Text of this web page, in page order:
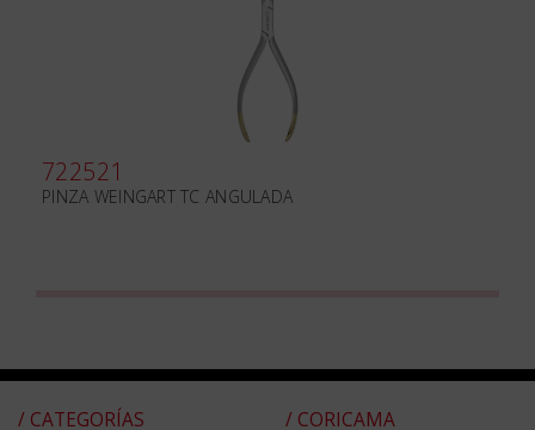
722521
PINZA WEINGART TC ANGULADA
/ CATEGORÍAS / CORICAMA